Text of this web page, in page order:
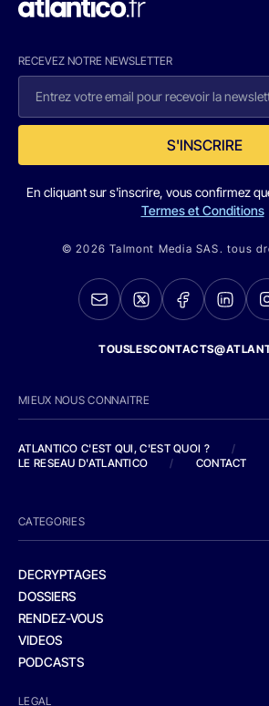
RECEVEZ NOTRE NEWSLETTER
S'INSCRIRE
En cliquant sur s'inscrire, vous confirmez
Termes et Conditions
© 2026 Talmont Media SAS. tous
MIEUX NOUS CONNAITRE
ATLANTICO C'EST QUI, C'EST QUOI ?
/
LE RESEAU D'ATLANTICO
/ CONTACT
CATEGORIES
DECRYPTAGES
DOSSIERS
RENDEZ-VOUS
VIDEOS
PODCASTS
LEGAL